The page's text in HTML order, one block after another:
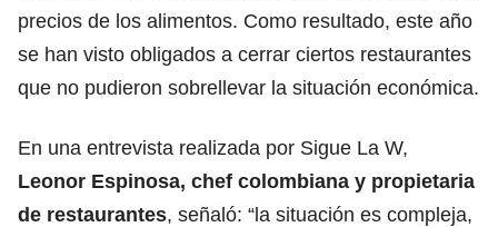
precios de los alimentos. Como resultado, este año
se han visto obligados a cerrar ciertos restaurantes
que no pudieron sobrellevar la situación económica.
En una entrevista realizada por Sigue La W,
Leonor Espinosa, chef colombiana y propietaria
de restaurantes, señaló: “la situación es compleja,